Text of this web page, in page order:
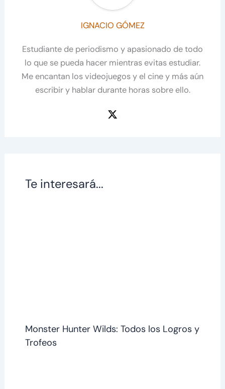
IGNACIO GÓMEZ
Estudiante de periodismo y apasionado de todo
lo que se pueda hacer mientras evitas estudiar.
Me encantan los videojuegos y el cine y más aún
escribir y hablar durante horas sobre ello.
Te interesará...
Monster Hunter Wilds: Todos los Logros y
Trofeos